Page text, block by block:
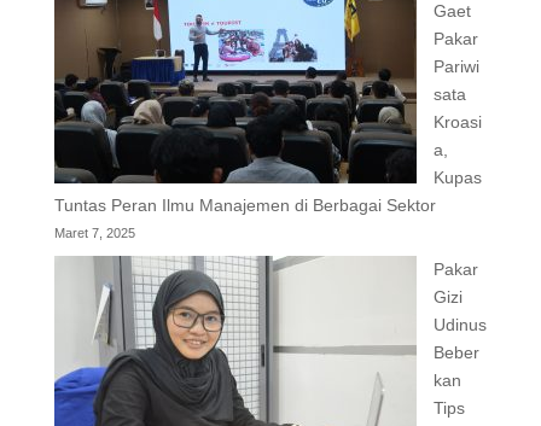
Gaet
Pakar
Pariwi
sata
Kroasi
a,
Kupas
Tuntas Peran Ilmu Manajemen di Berbagai Sektor
Maret 7, 2025
Pakar
Gizi
Udinus
Beber
kan
Tips